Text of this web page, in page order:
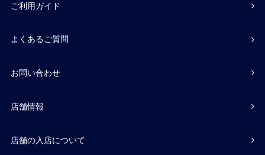
ご利用ガイド
よくあるご質問
お問い合わせ
店舗情報
店舗の入店について